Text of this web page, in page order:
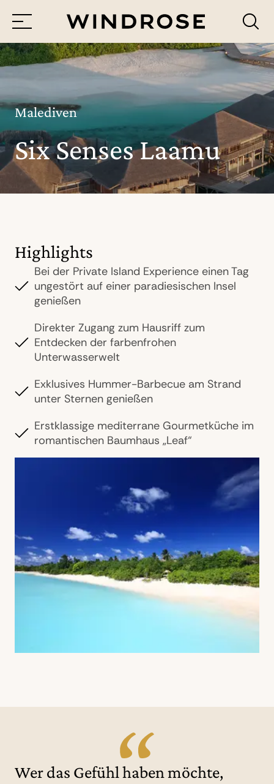
Menü
Jetzt Anfrage senden
Malediven
Six Senses Laamu
Highlights
Bei der Private Island Experience einen Tag
ungestört auf einer paradiesischen Insel
genießen
Direkter Zugang zum Hausriff zum
Entdecken der farbenfrohen
Unterwasserwelt
Exklusives Hummer-Barbecue am Strand
unter Sternen genießen
Erstklassige mediterrane Gourmetküche im
romantischen Baumhaus „Leaf“
Wer das Gefühl haben möchte,